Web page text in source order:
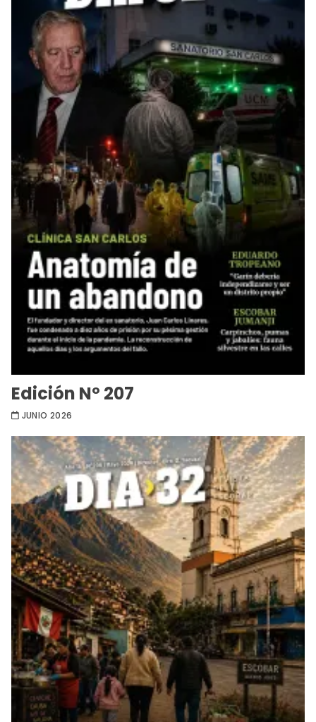
Edición Nº 207
JUNIO 2026